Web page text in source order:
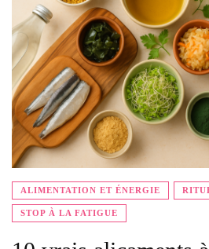
ALIMENTATION ET ÉNERGIE
STOP À LA FATIGUE